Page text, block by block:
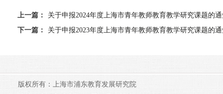
上一篇：
关于申报2024年度上海市青年教师教育教学研究课题的
下一篇：
关于申报2023年度上海市青年教师教育教学研究课题的
版权所有：上海市浦东教育发展研究院